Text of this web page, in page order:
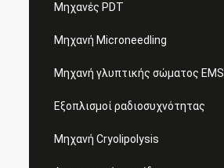
Μηχανές PDT
Μηχανή Microneedling
Μηχανή γλυπτικής σώματος EMS
Εξοπλισμοί ραδιοσυχνότητας
Μηχανή Cryolipolysis